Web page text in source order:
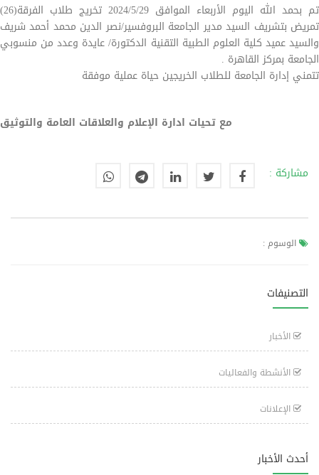
تم بحمد الله اليوم الأربعاء الموافق 2024/5/29 تخريج طلاب الفرقة(26)
تمريض بتشريف السيد مدير الجامعة البروفسير/نصر الدين محمد أحمد شريف
والسيد عميد كلية العلوم الطبية التقنية الدكتورة/ عايدة وعدد من منسوبي
الجامعة بمركز القاهرة .
تتمني إدارة الجامعة للطلاب الخريجين حياة عملية موفقة
مع تحيات ادارة الإعلام والعلاقات العامة والتوثيق
مشاركة :
الوسوم :
التصنيفات
الأخبار
الأنشطة والفعاليات
الإعلانات
أحدث الأخبار